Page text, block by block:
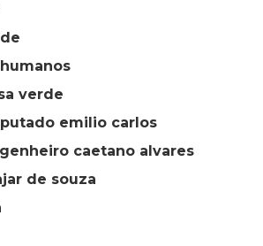
verde
emilio carlos
caetano alvares
de souza